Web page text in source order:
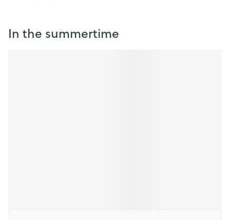
In the summertime